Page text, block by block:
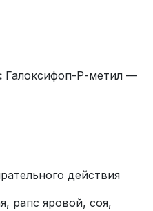
Галоксифоп-Р-метил —
действия
рапс яровой, соя,